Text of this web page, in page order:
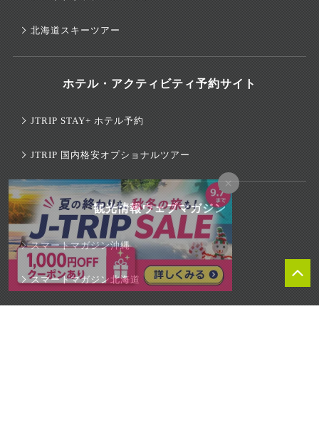
×
北海道スキーツアー
ホテル・アクティビティ予約サイト
JTRIP STAY+ ホテル予約
JTRIP 国内格安オプショナルツアー
観光情報ウェブマガジン
スマートマガジン沖縄
スマートマガジン北海道